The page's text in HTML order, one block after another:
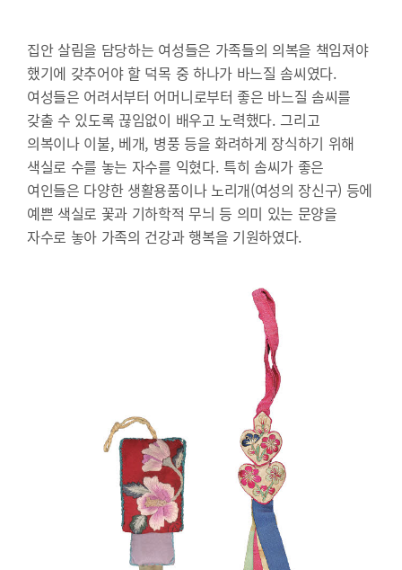
집안 살림을 담당하는 여성들은 가족들의 의복을 책임져야
했기에 갖추어야 할 덕목 중 하나가 바느질 솜씨였다.
여성들은 어려서부터 어머니로부터 좋은 바느질 솜씨를
갖출 수 있도록 끊임없이 배우고 노력했다. 그리고
의복이나 이불, 베개, 병풍 등을 화려하게 장식하기 위해
색실로 수를 놓는 자수를 익혔다. 특히 솜씨가 좋은
여인들은 다양한 생활용품이나 노리개(여성의 장신구) 등에
예쁜 색실로 꽃과 기하학적 무늬 등 의미 있는 문양을
자수로 놓아 가족의 건강과 행복을 기원하였다.